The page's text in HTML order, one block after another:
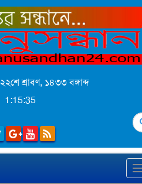
২২শে শ্রাবণ, ১৪৩৩ বঙ্গাব্দ
1:15:37